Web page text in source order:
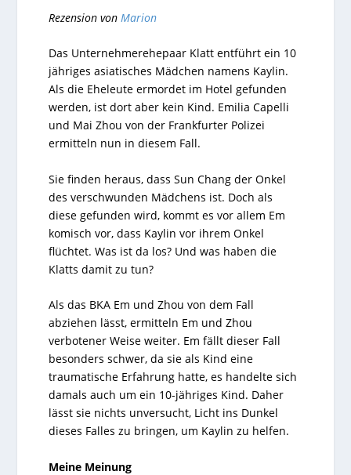
Rezension vonMarion
Das Unternehmerehepaar Klatt entführt ein 10
jähriges asiatisches Mädchen namens Kaylin.
Als die Eheleute ermordet im Hotel gefunden
werden, ist dort aber kein Kind. Emilia Capelli
und Mai Zhou von der Frankfurter Polizei
ermitteln nun in diesem Fall.
Sie finden heraus, dass Sun Chang der Onkel
des verschwunden Mädchens ist. Doch als
diese gefunden wird, kommt es vor allem Em
komisch vor, dass Kaylin vor ihrem Onkel
flüchtet. Was ist da los? Und was haben die
Klatts damit zu tun?
Als das BKA Em und Zhou von dem Fall
abziehen lässt, ermitteln Em und Zhou
verbotener Weise weiter. Em fällt dieser Fall
besonders schwer, da sie als Kind eine
traumatische Erfahrung hatte, es handelte sich
damals auch um ein 10-jähriges Kind. Daher
lässt sie nichts unversucht, Licht ins Dunkel
dieses Falles zu bringen, um Kaylin zu helfen.
Meine Meinung